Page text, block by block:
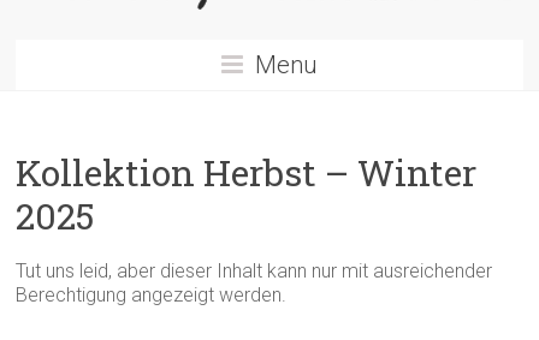
Menu
Kollektion Herbst – Winter
2025
Tut uns leid, aber dieser Inhalt kann nur mit ausreichender
Berechtigung angezeigt werden.